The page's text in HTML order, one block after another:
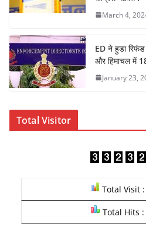
March 4,
ED ने हुडा रिफंड
और हिमाचल में 18
January 23,
Total Visitor
Total Visit
Total Hits :